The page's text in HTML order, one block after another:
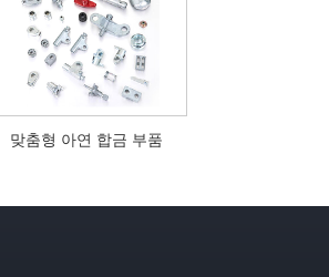
맞춤형 아연 합금 부품